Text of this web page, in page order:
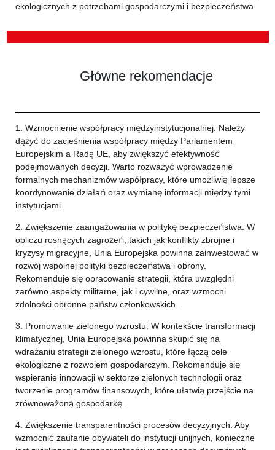
ekologicznych z potrzebami gospodarczymi i bezpieczeństwa.
Główne rekomendacje
1. Wzmocnienie współpracy międzyinstytucjonalnej: Należy
dążyć do zacieśnienia współpracy między Parlamentem
Europejskim a Radą UE, aby zwiększyć efektywność
podejmowanych decyzji. Warto rozważyć wprowadzenie
formalnych mechanizmów współpracy, które umożliwią lepsze
koordynowanie działań oraz wymianę informacji między tymi
instytucjami.
2. Zwiększenie zaangażowania w politykę bezpieczeństwa: W
obliczu rosnących zagrożeń, takich jak konflikty zbrojne i
kryzysy migracyjne, Unia Europejska powinna zainwestować w
rozwój wspólnej polityki bezpieczeństwa i obrony.
Rekomenduje się opracowanie strategii, która uwzględni
zarówno aspekty militarne, jak i cywilne, oraz wzmocni
zdolności obronne państw członkowskich.
3. Promowanie zielonego wzrostu: W kontekście transformacji
klimatycznej, Unia Europejska powinna skupić się na
wdrażaniu strategii zielonego wzrostu, które łączą cele
ekologiczne z rozwojem gospodarczym. Rekomenduje się
wspieranie innowacji w sektorze zielonych technologii oraz
tworzenie programów finansowych, które ułatwią przejście na
zrównoważoną gospodarkę.
4. Zwiększenie transparentności procesów decyzyjnych: Aby
wzmocnić zaufanie obywateli do instytucji unijnych, konieczne